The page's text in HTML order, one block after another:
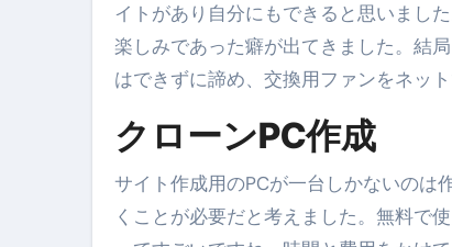
フリーランス・個人事業
自己破産中に絶対にしては
体脂肪が落ちる朝食3選 #
No.102 9割が勘違い 自己
アーモンドを毎日食べ
イトがあり自分にもできると思いまし
楽しみであった癖が出てきました。結
はできずに諦め、交換用ファンをネット
クローンPC作成
サイト作成用のPCが一台しかないのは
くことが必要だと考えました。無料で